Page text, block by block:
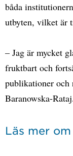
båda
utbyten, vilket är
– Jag är mycket
fruktbart och
publikationer och
Baranowska-Rataj.
Läs mer